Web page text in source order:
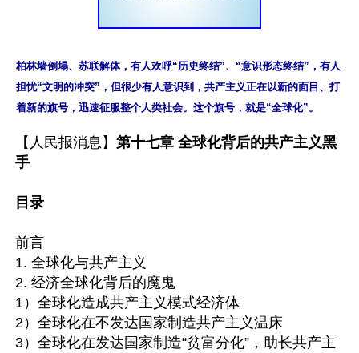
柏林墙倒塌、苏联解体，有人欢呼“历史终结”、“意识形态终结”，有人
担忧“文明的冲突”，但很少有人意识到，共产主义正在以新的面目、打
着新的旗号，迅速征服整个人类社会。这个旗号，就是“全球化”。
【人民报消息】 第十七章 全球化背后的共产主义黑
手
目录
前言
1. 全球化与共产主义
2. 经济全球化背后的魔鬼
1）全球化造成共产主义模式经济体
2）全球化在不发达国家制造共产主义温床
3）全球化在发达国家制造“贫富分化”，助长共产主